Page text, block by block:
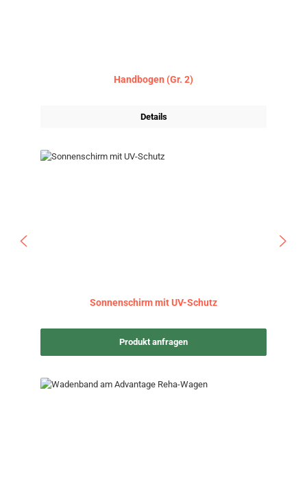
Handbogen (Gr. 2)
Details
Sonnenschirm mit UV-Schutz
Produkt anfragen